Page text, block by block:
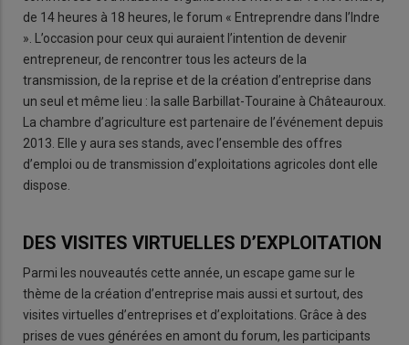
de 14 heures à 18 heures, le forum « Entreprendre dans l’Indre
». L’occasion pour ceux qui auraient l’intention de devenir
entrepreneur, de rencontrer tous les acteurs de la
transmission, de la reprise et de la création d’entreprise dans
un seul et même lieu : la salle Barbillat-Touraine à Châteauroux.
La chambre d’agriculture est partenaire de l’événement depuis
2013. Elle y aura ses stands, avec l’ensemble des offres
d’emploi ou de transmission d’exploitations agricoles dont elle
dispose.
DES VISITES VIRTUELLES D’EXPLOITATION
Parmi les nouveautés cette année, un escape game sur le
thème de la création d’entreprise mais aussi et surtout, des
visites virtuelles d’entreprises et d’exploitations. Grâce à des
prises de vues générées en amont du forum, les participants